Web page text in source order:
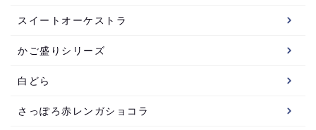
スイートオーケストラ
かご盛りシリーズ
白どら
さっぽろ赤レンガショコラ